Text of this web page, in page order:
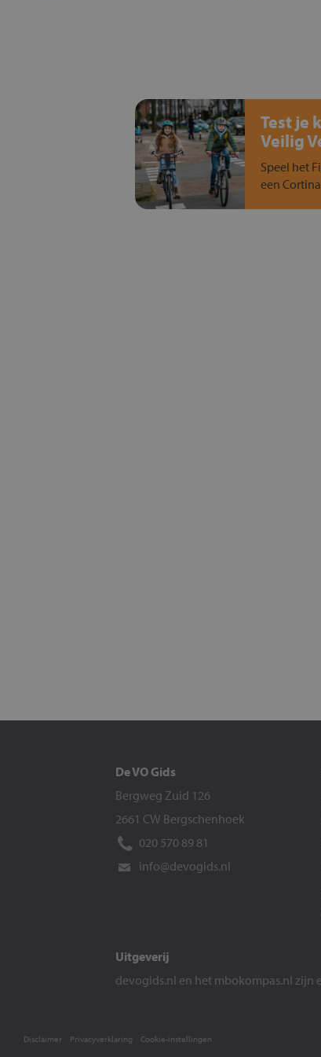
Test je
Veilig
Speel het
een
De VO Gids
Bergweg Zuid 126
2661 CW Bergschenhoek
020 570 89 81
info@devogids.nl
Uitgeverij
devogids.nl en het mbokompas.nl zijn
Disclaimer Privacyverklaring Cookie-instellingen